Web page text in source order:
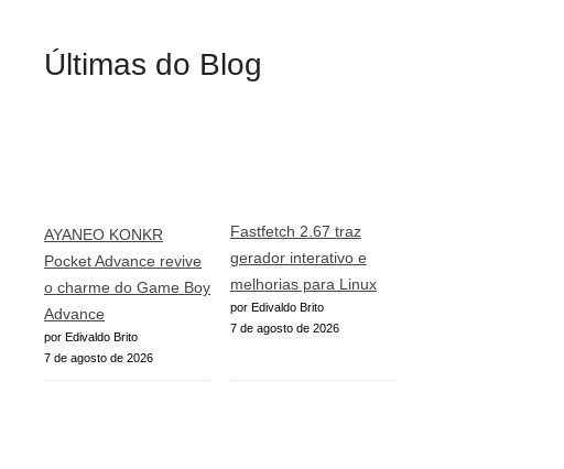
Últimas do Blog
AYANEO KONKR
Pocket Advance revive
o charme do Game Boy
Advance
por Edivaldo Brito
7 de agosto de 2026
Fastfetch 2.67 traz
gerador interativo e
melhorias para Linux
por Edivaldo Brito
7 de agosto de 2026